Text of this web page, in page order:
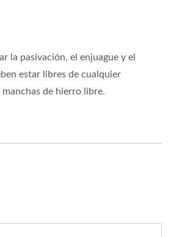
la pasivación, el enjuague y el
estar libres de cualquier
de hierro libre.